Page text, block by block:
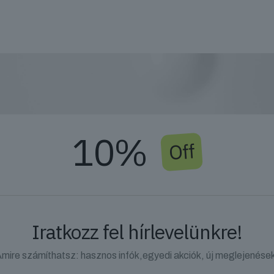
10% Off
Iratkozz fel hírlevelünkre!
számíthatsz: hasznos infók,egyedi akciók, új